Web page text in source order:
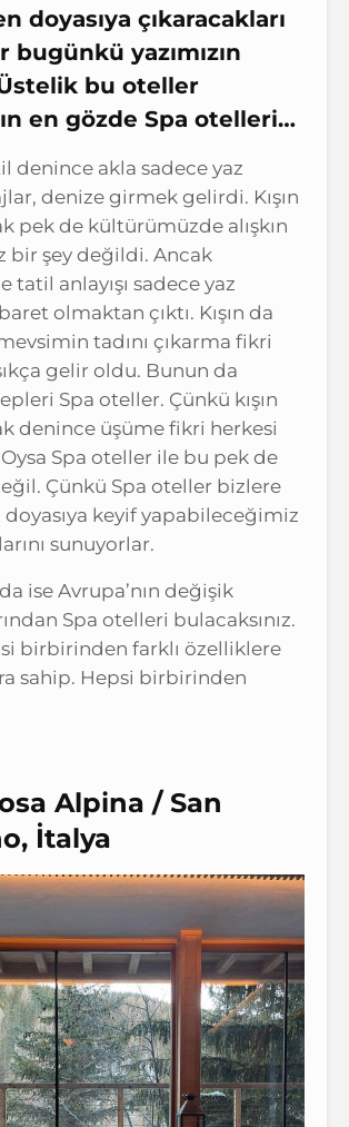
doyasıya çıkaracakları
bugünkü yazımızın
bu oteller
en gözde Spa otelleri…
denince akla sadece yaz
denize girmek gelirdi. Kışın
pek de kültürümüzde alışkın
bir şey değildi. Ancak
tatil anlayışı sadece yaz
olmaktan çıktı. Kışın da
tadını çıkarma fikri
gelir oldu. Bunun da
Spa oteller. Çünkü kışın
denince üşüme fikri herkesi
Spa oteller ile bu pek de
Çünkü Spa oteller bizlere
keyif yapabileceğimiz
sunuyorlar.
ise Avrupa’nın değişik
Spa otelleri bulacaksınız.
birbirinden farklı özelliklere
sahip. Hepsi birbirinden
Alpina / San
İtalya